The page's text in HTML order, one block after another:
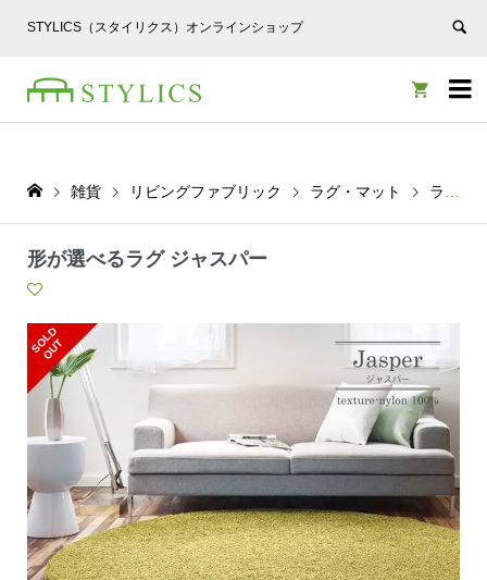
STYLICS（スタイリクス）オンラインショップ


雑貨 リビングファブリック ラグ・マット ラグ
形が選べるラグ ジャスパー
S
O
L
D
O
U
T